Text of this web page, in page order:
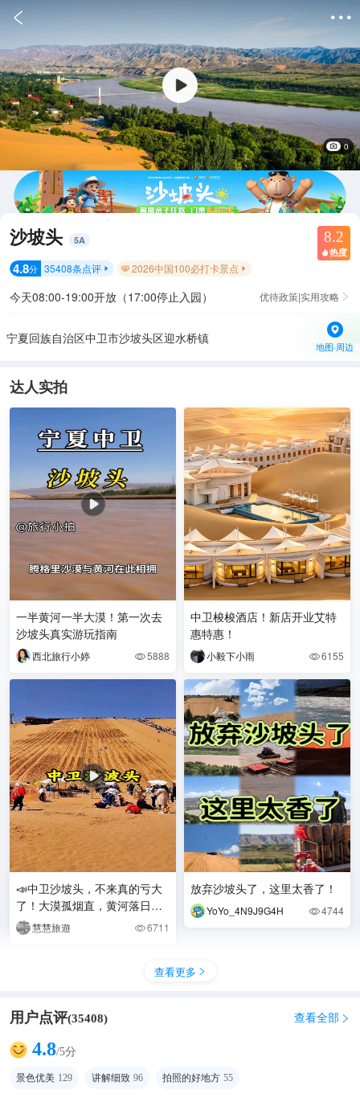
 
0
沙坡头 5A 8.2
 热度
4.8分 35408条点评  2026中国100必打卡景点 
今天08:00-19:00开放（17:00停止入园） 优待政策|实用攻略 
宁夏回族自治区中卫市沙坡头区迎水桥镇
地图·周边
达人实拍
一半黄河一半大漠！第一次去
沙坡头真实游玩指南
西北旅行小婷 5888
📣中卫沙坡头，不来真的亏大
了！大漠孤烟直，黄河落日
圆，这里就是现实版诗画秘
境！收好这份保姆级攻略，玩
慧慧旅遊 6711
中卫梭梭酒店！新店开业艾特
惠特惠！
小毅下小雨 6155
放弃沙坡头了，这里太香了！
YoYo_4N9J9G4H 4744
查看更多 
用户点评(35408) 查看全部 
4.8/5分
景色优美 129 讲解细致 96 拍照的好地方 55